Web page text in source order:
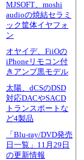
MJSOFT、moshi
audioの焼結セラミ
ック筐体イヤフォ
ン
オヤイデ、FiiOの
iPhoneリモコン付
きアンプ黒モデル
太陽、dCSのDSD
対応DACやSACD
トランスポートな
ど4製品
「Blu-ray/DVD発売
日一覧」11月29日
の更新情報